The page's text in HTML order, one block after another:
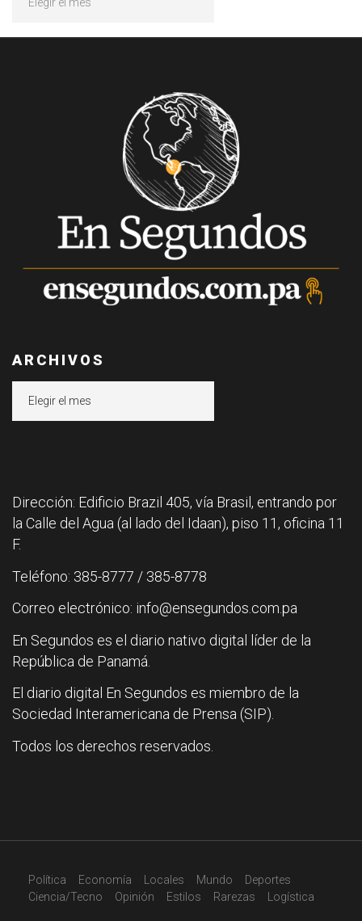
ARCHIVOS
Dirección: Edificio Brazil 405, vía Brasil, entrando por
la Calle del Agua (al lado del Idaan), piso 11, oficina 11
F.
Teléfono: 385-8777 / 385-8778
Correo electrónico: info@ensegundos.com.pa
En Segundos es el diario nativo digital líder de la
República de Panamá.
El diario digital En Segundos es miembro de la
Sociedad Interamericana de Prensa (SIP).
Todos los derechos reservados.
Política Economía Locales Mundo
Deportes
Ciencia/Tecno
Opinión Estilos Rarezas Logística